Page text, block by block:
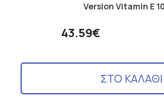
Version Vitamin E
43.59€
ΣΤΟ ΚΑΛΑΘΙ